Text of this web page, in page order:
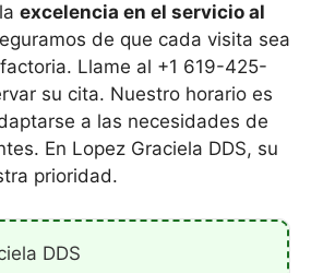
excelencia en el servicio al
de que cada visita sea
Llame al +1 619-425-
su cita. Nuestro horario es
a las necesidades de
En Lopez Graciela DDS, su
prioridad.